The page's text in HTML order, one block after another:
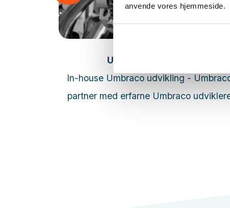
anvende vores hjemmeside.
Umbraco udvikling
In-house Umbraco udvikling -
partner med erfarne Umbraco